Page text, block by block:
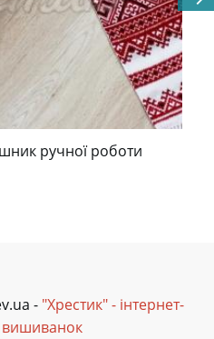
ручної роботи
- "Хрестик" - інтернет-
вишиванок